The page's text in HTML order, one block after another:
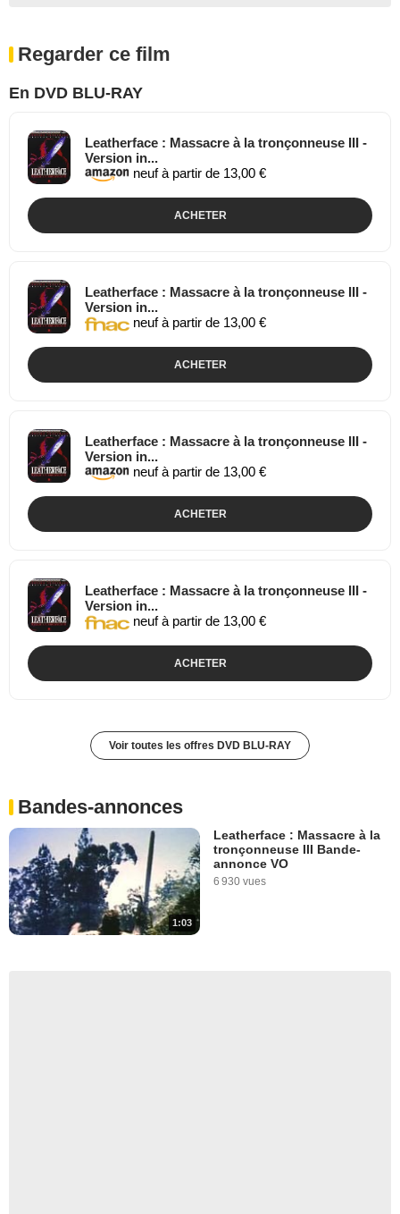
Regarder ce film
En DVD BLU-RAY
Leatherface : Massacre à la tronçonneuse III -
Version in...
neuf à partir de 13,00 €
ACHETER
Leatherface : Massacre à la tronçonneuse III -
Version in...
neuf à partir de 13,00 €
ACHETER
Leatherface : Massacre à la tronçonneuse III -
Version in...
neuf à partir de 13,00 €
ACHETER
Leatherface : Massacre à la tronçonneuse III -
Version in...
neuf à partir de 13,00 €
ACHETER
Voir toutes les offres DVD BLU-RAY
Bandes-annonces
1:03
Leatherface : Massacre à la
tronçonneuse III Bande-
annonce VO
6 930 vues